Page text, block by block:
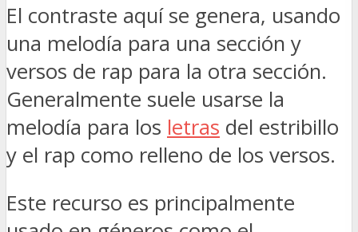
El contraste aquí se genera, usando
una melodía para una sección y
versos de rap para la otra sección.
Generalmente suele usarse la
melodía para los letras del estribillo
y el rap como relleno de los versos.
Este recurso es principalmente